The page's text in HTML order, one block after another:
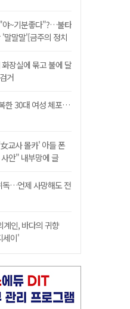
야~기분좋다"?…불타
말말말'[금주의 정치
장실에 묶고 불에 달
거
한 30대 여성 체포…
교사 몰카' 아들 폰
안" 내부망에 글
독…언제 사망해도 전
계인, 바다의 귀향
세이'